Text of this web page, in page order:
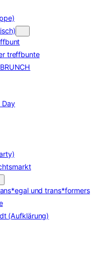
treffbunte
Day
und trans*formers
(Aufklärung)